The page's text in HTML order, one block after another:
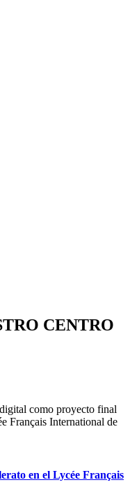
CENTRO
como proyecto final
Français International de
en el Lycée Français